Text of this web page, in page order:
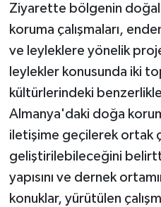
Ziyarette bölgenin doğal
koruma çalışmaları,
ve leyleklere yönelik
leylekler konusunda iki
kültürlerindeki
Almanya'daki doğa
iletişime geçilerek ortak
geliştirilebileceğini
yapısını ve dernek
konuklar, yürütülen